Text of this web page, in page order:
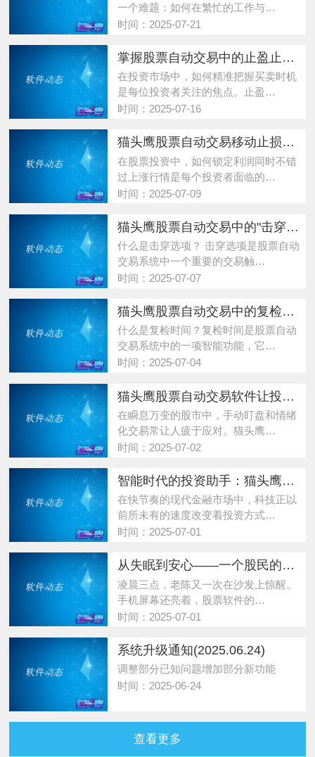
一个难题：如何在繁忙的工作与…
时间：2025-07-21
掌握股票自动交易中的止盈止损技巧：反弹买入与回落卖出的实战策略
在投资市场中，如何精准把握买卖时机
是每位投资者关注的焦点。止盈…
时间：2025-07-16
猫头鹰股票自动交易移动止损卖出功能详解
在股票投资中，如何锁定利润同时不错
过上涨行情是每个投资者面临的…
时间：2025-07-09
猫头鹰股票自动交易中的"击穿选项"功能详解
什么是击穿选项？ 击穿选项是股票自动
交易系统中一个重要的交易触…
时间：2025-07-07
猫头鹰股票自动交易中的复检时间机制解析
什么是复检时间？复检时间是股票自动
交易系统中的一项智能功能，它…
时间：2025-07-04
猫头鹰股票自动交易软件让投资更从容
在瞬息万变的股市中，手动盯盘和情绪
化交易常让人疲于应对。猫头鹰…
时间：2025-07-02
智能时代的投资助手：猫头鹰股票自动交易软件的三大优势
在快节奏的现代金融市场中，科技正以
前所未有的速度改变着投资方式…
时间：2025-07-01
从失眠到安心——一个股民的深夜顿悟
凌晨三点，老陈又一次在沙发上惊醒。
手机屏幕还亮着，股票软件的…
时间：2025-07-01
系统升级通知(2025.06.24)
调整部分已知问题增加部分新功能
时间：2025-06-24
查看更多